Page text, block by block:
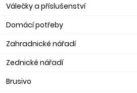
Válečky a příslušenství
Domácí potřeby
Zahradnické nářadí
Zednické nářadí
Brusivo